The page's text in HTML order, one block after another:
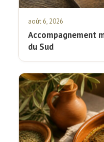
août 6, 2026
Accompagnement
du Sud